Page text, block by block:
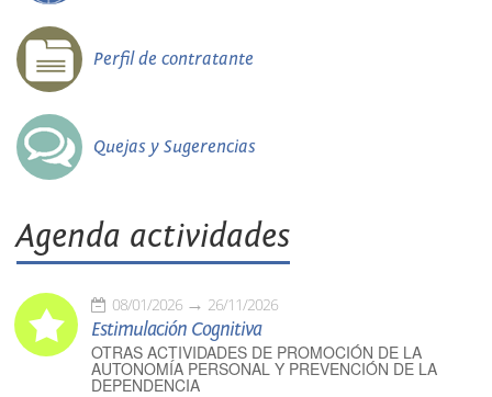
Perfil de contratante
Quejas y Sugerencias
Agenda actividades
08/01/2026 26/11/2026
Estimulación Cognitiva
OTRAS ACTIVIDADES DE PROMOCIÓN DE LA
AUTONOMÍA PERSONAL Y PREVENCIÓN DE LA
DEPENDENCIA